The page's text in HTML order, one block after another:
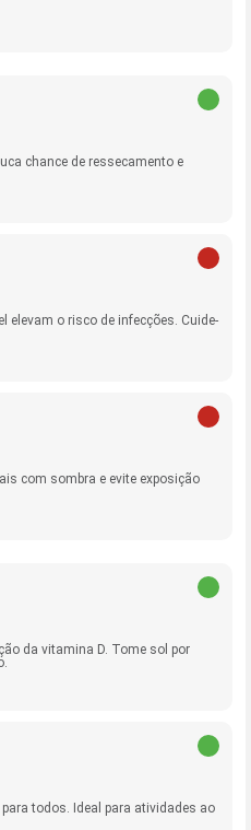
chance de ressecamento e
elevam o risco de infecções. Cuide-
com sombra e evite exposição
da vitamina D. Tome sol por
todos. Ideal para atividades ao